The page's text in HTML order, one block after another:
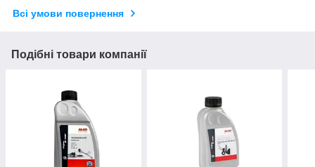
Всі умови повернення
Подібні товари компанії